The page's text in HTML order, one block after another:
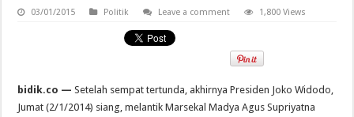
03/01/2015 Politik Leave a comment 1,800 Views
bidik.co — Setelah sempat tertunda, akhirnya Presiden Joko Widodo,
Jumat (2/1/2014) siang, melantik Marsekal Madya Agus Supriyatna